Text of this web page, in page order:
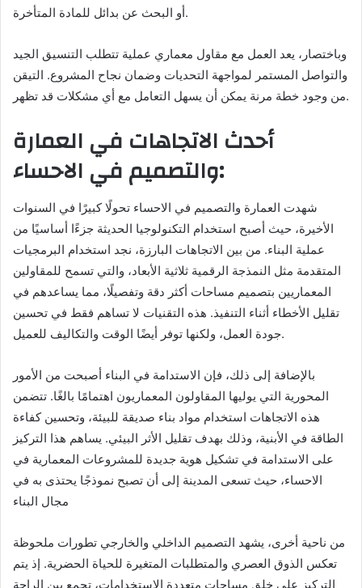
أو البحث عن بدائل للمادة المتأخرة.
وباختصار، يعد العمل مع مقاول معماري عملية تتطلب التنسيق الجيد
والتواصل المستمر لمواجهة التحديات وضمان نجاح المشروع. التيقن
من وجود خطة مرنة يمكن أن يسهل التعامل مع أي مشكلات قد تظهر.
أحدث الاتجاهات في العمارة
والتصميم في الاحساء:
شهدت العمارة والتصميم في الاحساء تحولًا كبيرًا في السنوات
الأخيرة، حيث أصبح استخدام التكنولوجيا الحديثة جزءًا أساسيًا من
عملية البناء. من بين الاتجاهات البارزة، نجد استخدام البرمجيات
المتقدمة مثل النمذجة الرقمية ثلاثية الأبعاد، والتي تسمح للمقاولين
المعماريين بتصميم مساحات أكثر دقة وتفصيلًا، مما يساعدهم في
تقليل الأخطاء أثناء التنفيذ. هذه التقنيات لا تساهم فقط في تحسين
جودة العمل، ولكنها توفر أيضًا الوقت والتكاليف للعميل.
بالإضافة إلى ذلك، فإن الاستدامة في البناء أصبحت من الأمور
المحورية التي يوليها المقاولون المعماريون اهتمامًا بالغًا. تتضمن
هذه الاتجاهات استخدام مواد بناء صديقة للبيئة، وتحسين كفاءة
الطاقة في الأبنية، وذلك بهدف تقليل الأثر البيئي. يساهم هذا التركيز
على الاستدامة في تشكيل هوية جديدة للمشروعات المعمارية في
الاحساء، حيث تسعى المدينة إلى أن تصبح نموذجًا يحتذى به في
مجال البناء
من ناحية أخرى، يشهد التصميم الداخلي والخارجي تطورات ملحوظة
تعكس الذوق العصري والمتطلبات المتغيرة للحياة الحضرية. إذ يتم
التركيز على خلق مساحات متعددة الاستخدامات، تجمع بين الراحة